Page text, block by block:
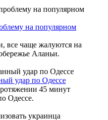
на популярном
все чаще жалуются на
Аланьи.
удар по Одессе
45 минут
Одессе.